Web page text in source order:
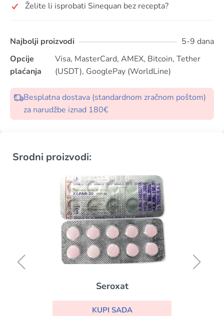
Želite li isprobati Sinequan bez recepta?
Najbolji proizvodi
5-9 dana
Opcije
plaćanja
Visa, MasterCard, AMEX, Bitcoin, Tether
(USDT), GooglePay (WorldLine)
Besplatna dostava (standardnom zračnom poštom)
za narudžbe iznad 180€
Srodni proizvodi:
Seroxat
KUPI SADA